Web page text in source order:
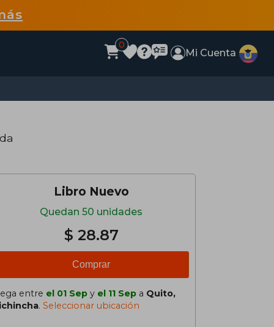
0
Mi Cuenta
Libro Nuevo
Quedan 50 unidades
$ 28.87
Comprar
entre el 01 Sep y el 11 Sep a Quito,
. Seleccionar ubicación